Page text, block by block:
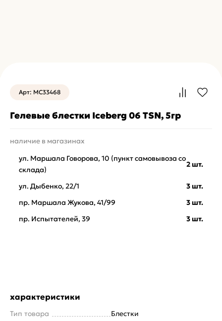
Арт: MC33468
Гелевые блестки Iceberg 06 TSN, 5гр
наличие в магазинах
ул. Маршала Говорова, 10 (пункт самовывоза со
склада)
2 шт.
ул. Дыбенко, 22/1
3 шт.
пр. Маршала Жукова, 41/99
3 шт.
пр. Испытателей, 39
3 шт.
характеристики
Тип товара
Блестки